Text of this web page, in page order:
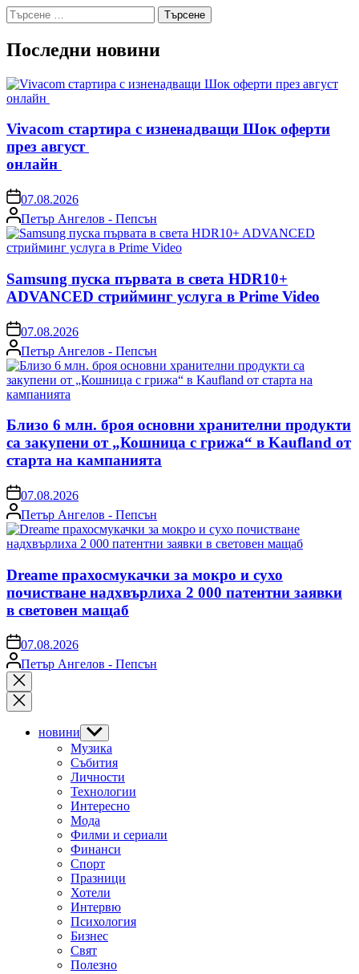
Търсене
за:
Последни новини
Vivacom стартира с изненадващи Шок оферти
през август
онлайн
on07.08.2026
Posted
by
Петър Ангелов - Пепсън
Samsung пуска първата в света HDR10+
ADVANCED стрийминг услуга в Prime Video
on07.08.2026
Posted
by
Петър Ангелов - Пепсън
Близо 6 млн. броя основни хранителни продукти
са закупени от „Кошница с грижа“ в Kaufland от
старта на кампанията
on07.08.2026
Posted
by
Петър Ангелов - Пепсън
Dreame прахосмукачки за мокро и сухо
почистване надхвърлиха 2 000 патентни заявки
в световен мащаб
on07.08.2026
Posted
by
Петър Ангелов - Пепсън
Close
search
новини Show
sub
menu
Музика
Събития
Личности
Технологии
Интересно
Мода
Филми и сериали
Финанси
Спорт
Празници
Хотели
Интервю
Психология
Бизнес
Свят
Полезно